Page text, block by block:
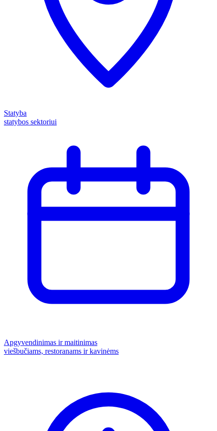
Statyba
statybos sektoriui
Apgyvendinimas ir maitinimas
viešbučiams, restoranams ir kavinėms